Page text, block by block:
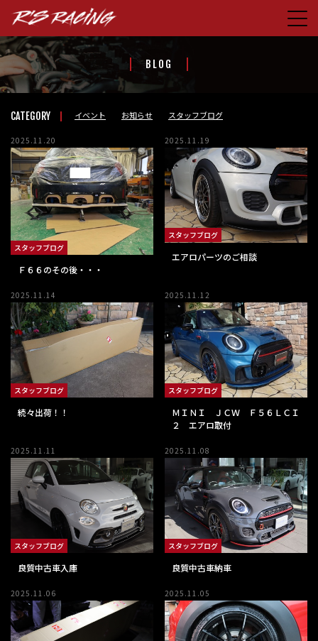
HOME
CONCEPT
PRODUCTS
STORE
BLOG
ABOUT US
CONTACT
FACEBOOK
BLOG
CATEGORY イベント お知らせ スタッフブログ
2025.11.20
スタッフブログ
Ｆ６６のその後・・・
2025.11.19
スタッフブログ
エアロパーツのご相談
2025.11.14
スタッフブログ
続々出荷！！
2025.11.12
スタッフブログ
ＭＩＮＩ ＪＣＷ Ｆ５６ＬＣＩ
２ エアロ取付
2025.11.11
スタッフブログ
良質中古車入庫
2025.11.08
スタッフブログ
良質中古車納車
2025.11.06 2025.11.05